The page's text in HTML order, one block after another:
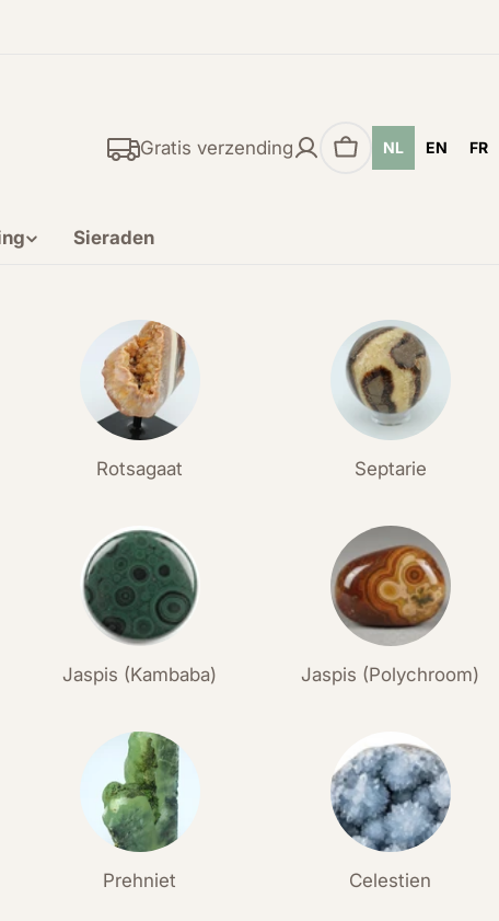
Gratis verzending
Winkelwagen
NL EN FR
Sieraden
Rotsagaat Septarie
Jaspis (Kambaba) Jaspis (Polychroom)
Prehniet Celestien